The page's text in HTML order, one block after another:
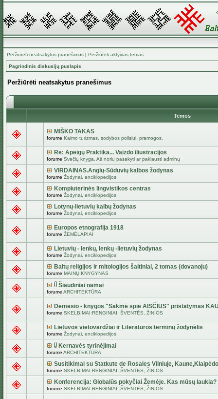
Peržiūrėti neatsakytus pranešimus | Peržiūrėti aktyvias temas
Pagrindinis diskusijų puslapis
Peržiūrėti neatsakytus pranešimus
Temos
MIŠKO TAKAS
forume Kaimo turizmas, sodybos poilsiui, pramogos.
Re: Apeigų Praktika... Vaizdo iliustracijos
forume Svečių knyga. Aš noriu pasakyti ar paklausti adminų
VIRDAINAS.Anglų-Sūduvių kalbos žodynas
forume Žodynai, enciklopedijos
Kompiuterinės lingvistikos centras
forume Žodynai, enciklopedijos
Lotynų-lietuvių kalbų žodynas
forume Žodynai, enciklopedijos
Europos etnografija 1918
forume ŽEMĖLAPIAI
Lietuvių - lenkų, lenkų -lietuvių žodynas
forume Žodynai, enciklopedijos
Baltų religijos ir mitologijos šaltiniai, 2 tomas (dovanoju)
forume MAINŲ KNYGYNAS
Šiaudiniai namai
forume ARCHITEKTŪRA
Dėmesio - knygos "Sakmė spie AISČIUS" pristatymas
forume SKELBIMAI:RENGINIAI, ŠVENTĖS, ŽINIOS
Lietuvos vietovardžiai ir Literatūros terminų žodynėlis
forume Žodynai, enciklopedijos
Kernavės tyrinėjimai
forume ARCHITEKTŪRA
Susitikimai su Statkute de Rosales Vilniuje,
forume SKELBIMAI:RENGINIAI, ŠVENTĖS, ŽINIOS
Konferencija: Globalūs pokyčiai Žemėje. Kas mūsų laukia?
forume SKELBIMAI:RENGINIAI, ŠVENTĖS, ŽINIOS